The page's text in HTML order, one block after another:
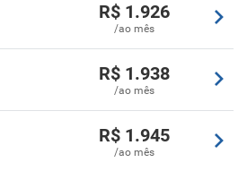
R$1.926
/ao mês
R$1.938
/ao mês
R$1.945
/ao mês